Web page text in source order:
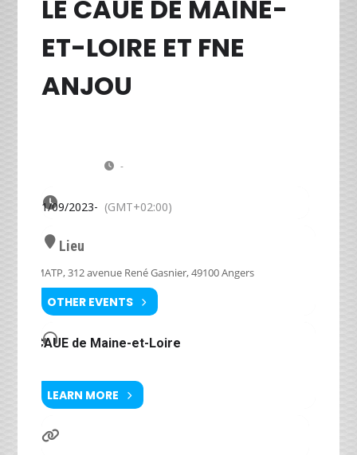
LE CAUE DE MAINE-
ET-LOIRE ET FNE
ANJOU
-
21/09/2023- (GMT+02:00)
Lieu
MATP, 312 avenue René Gasnier, 49100 Angers
OTHER EVENTS
CAUE de Maine-et-Loire
LEARN MORE